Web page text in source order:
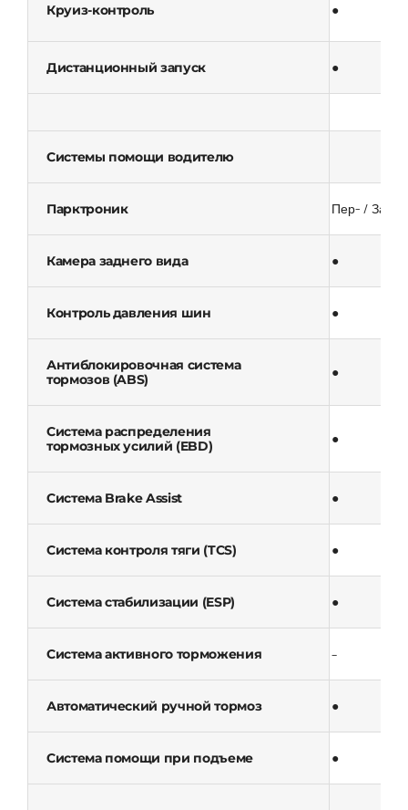
Круиз-контроль ●
Дистанционный запуск ●
Системы помощи водителю
Парктроник Пер- / Зад●
Камера заднего вида ●
Контроль давления шин ●
Антиблокировочная система
тормозов (ABS)
●
Система распределения
тормозных усилий (EBD)
●
Система Brake Assist ●
Система контроля тяги (TCS) ●
Система стабилизации (ESP) ●
Система активного торможения –
Автоматический ручной тормоз ●
Система помощи при подъеме ●